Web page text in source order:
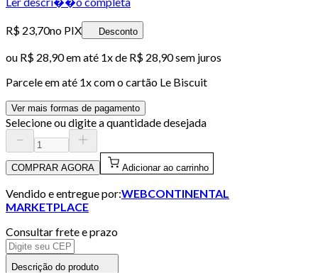
R$ 23,70no PIX Desconto
ou R$ 28,90em até 1x de R$ 28,90sem juros
Parcele em até 1x com o cartão Le Biscuit
Ver mais formas de pagamento
Selecione ou digite a quantidade desejada
COMPRAR AGORA Adicionar ao carrinho
Vendido e entregue por:WEBCONTINENTAL
MARKETPLACE
Consultar frete e prazo
Descrição do produto